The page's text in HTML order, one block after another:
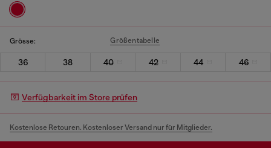
Grösse: Größentabelle
36 38 40 42 44 46
Verfügbarkeit im Store prüfen
Kostenlose Retouren. Kostenloser Versand nur für Mitglieder.